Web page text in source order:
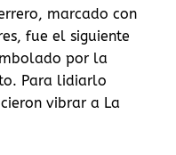
marcado con
fue el siguiente
por la
Para lidiarlo
vibrar a La